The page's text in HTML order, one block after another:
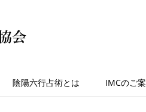
陰陽六行占術とは IMCのご